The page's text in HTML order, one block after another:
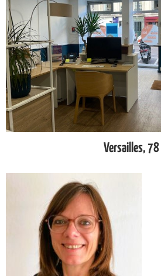
Versailles, 78